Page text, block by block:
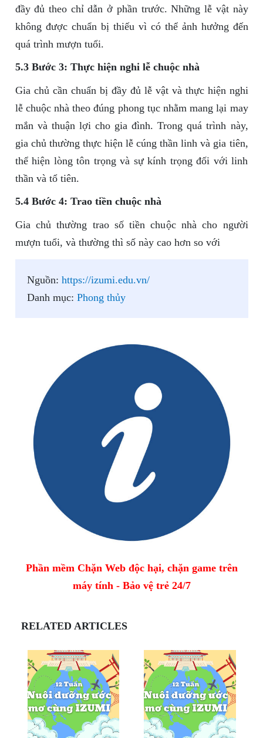
đầy đủ theo chỉ dẫn ở phần trước. Những lễ vật này
không được chuẩn bị thiếu vì có thể ảnh hưởng đến
quá trình mượn tuổi.
5.3 Bước 3: Thực hiện nghi lễ chuộc nhà
Gia chủ cần chuẩn bị đầy đủ lễ vật và thực hiện nghi
lễ chuộc nhà theo đúng phong tục nhằm mang lại may
mắn và thuận lợi cho gia đình. Trong quá trình này,
gia chủ thường thực hiện lễ cúng thần linh và gia tiên,
thể hiện lòng tôn trọng và sự kính trọng đối với linh
thần và tổ tiên.
5.4 Bước 4: Trao tiền chuộc nhà
Gia chủ thường trao số tiền chuộc nhà cho người
mượn tuổi, và thường thì số này cao hơn so với
Nguồn: https://izumi.edu.vn/
Danh mục: Phong thủy
Phần mềm Chặn Web độc hại, chặn game trên
máy tính - Bảo vệ trẻ 24/7
RELATED ARTICLES